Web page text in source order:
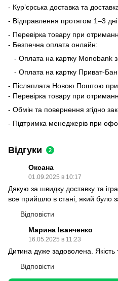
- Кур’єрська доставка та
- Відправлення протягом 1–3
- Перевірка товару при
- Безпечна оплата онлайн:
- Оплата на картку Monobank
- Оплата на картку Приват-
- Післяплата Новою Поштою при
- Перевірка товару при
- Обмін та повернення згідно
- Підтримка менеджерів при
Відгуки 2
Оксана
01.09.2025 в 10:17
Дякую за швидку доставку та
все прийшло в стані, який було
Відповісти
Марина Іванченко
16.05.2025 в 11:23
Дитина дуже задоволена.
Відповісти